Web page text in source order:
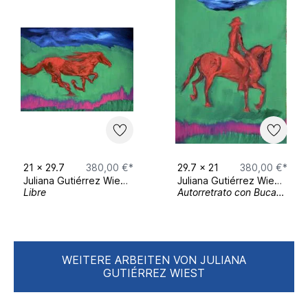
April 2022 - Juni 2022
Winterausstellung „All good things come
in small packages“ - Dezember 2020 -
März 2021 Gallery Lau, Munich
21 x 29.7
380,00 €*
Juliana Gutiérrez Wiest
Libre
29.7 x 21
380,00 €*
Juliana Gutiérrez Wiest
Autorretrato con Bucanero
WEITERE ARBEITEN VON JULIANA
GUTIÉRREZ WIEST